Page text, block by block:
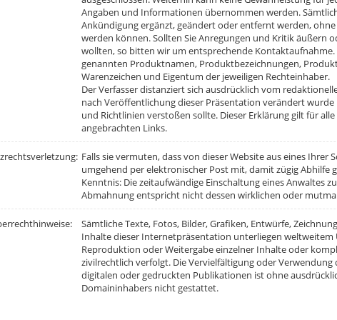
Angaben und Informationen übernommen werden.
Ankündigung ergänzt, geändert oder entfernt werden,
werden können. Sollten Sie Anregungen und Kritik äußern
wollten, so bitten wir um entsprechende Kontaktaufnahme.
genannten Produktnamen, Produktbezeichnungen,
Warenzeichen und Eigentum der jeweiligen Rechteinhaber.
Der Verfasser distanziert sich ausdrücklich vom
nach Veröffentlichung dieser Präsentation verändert
und Richtlinien verstoßen sollte. Dieser Erklärung gilt für
angebrachten Links.
Falls sie vermuten, dass von dieser Website aus eines
umgehend per elektronischer Post mit, damit zügig Abhilfe
Kenntnis: Die zeitaufwändige Einschaltung eines Anwaltes
Abmahnung entspricht nicht dessen wirklichen oder
Sämtliche Texte, Fotos, Bilder, Grafiken, Entwürfe,
Inhalte dieser Internetpräsentation unterliegen
Reproduktion oder Weitergabe einzelner Inhalte oder
zivilrechtlich verfolgt. Die Vervielfältigung oder
digitalen oder gedruckten Publikationen ist ohne
Domaininhabers nicht gestattet.